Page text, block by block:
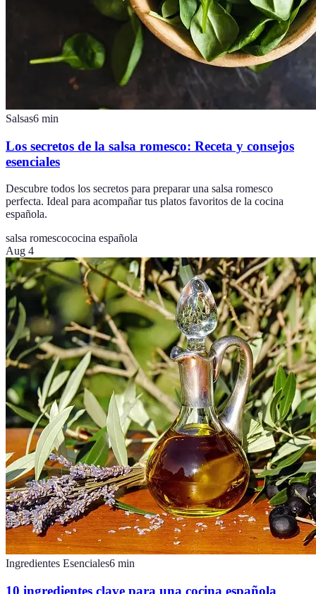
Salsas6 min
Los secretos de la salsa romesco: Receta y consejos
esenciales
Descubre todos los secretos para preparar una salsa romesco
perfecta. Ideal para acompañar tus platos favoritos de la cocina
española.
salsa romescococina española
Aug 4
Ingredientes Esenciales6 min
10 ingredientes clave para una cocina española